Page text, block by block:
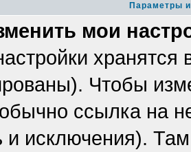
Параметры
мои
Чтобы
ссылка на
и исключения).